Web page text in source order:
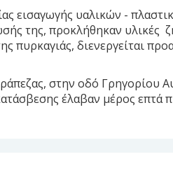
εισαγωγής υαλικών -
της, προκλήθηκαν υλικές
διενεργείται
στην οδό Γρηγορίου
έλαβαν μέρος